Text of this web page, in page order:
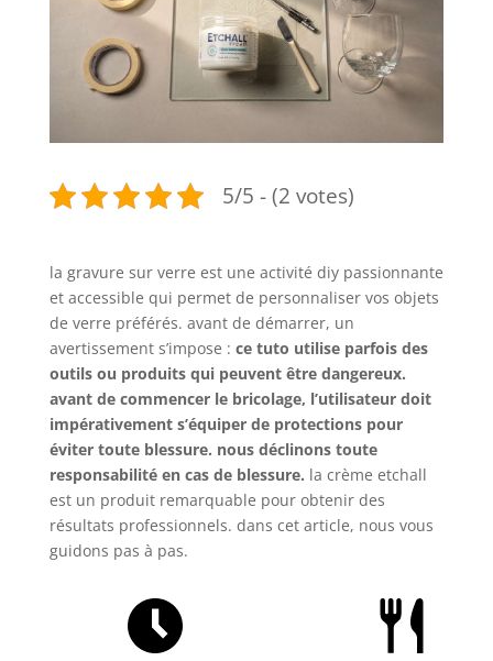
5/5 - (2 votes)
la gravure sur verre est une activité diy passionnante
et accessible qui permet de personnaliser vos objets
de verre préférés. avant de démarrer, un
avertissement s’impose : ce tuto utilise parfois des
outils ou produits qui peuvent être dangereux.
avant de commencer le bricolage, l’utilisateur doit
impérativement s’équiper de protections pour
éviter toute blessure. nous déclinons toute
responsabilité en cas de blessure. la crème etchall
est un produit remarquable pour obtenir des
résultats professionnels. dans cet article, nous vous
guidons pas à pas.